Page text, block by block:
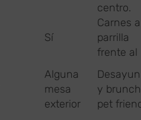
centro.
Sí
Carnes
parrilla
frente al
Alguna
mesa
exterior
y brunch
pet